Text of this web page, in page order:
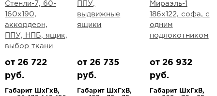
Стенли-7, 60-
160х190,
аккордеон,
ППУ, НПБ, ящик,
выбор ткани
от 26 722
руб.
Габарит ШхГхВ,
ППУ,
выдвижные
ящики
от 26 735
руб.
Габарит ШхГхВ,
Мираэль-1
186х122, софа, с
одним
подлокотником
от 26 932
руб.
Габарит ШхГхВ,